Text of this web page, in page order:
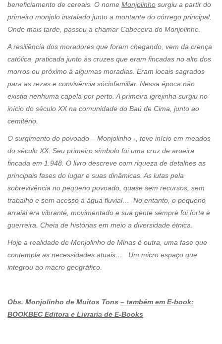
beneficiamento de cereais. O nome Monjolinho surgiu a partir do
primeiro monjolo instalado junto a montante do córrego principal.
Onde mais tarde, passou a chamar Cabeceira do Monjolinho.
A resiliência dos moradores que foram chegando, vem da crença
católica, praticada junto às cruzes que eram fincadas no alto dos
morros ou próximo à algumas moradias. Eram locais sagrados
para as rezas e convivência sóciofamiliar. Nessa época não
existia nenhuma capela por perto. A primeira igrejinha surgiu no
início do século XX na comunidade do Baú de Cima, junto ao
cemitério.
O surgimento do povoado – Monjolinho -, teve início em meados
do século XX. Seu primeiro símbolo foi uma cruz de aroeira
fincada em 1.948. O livro descreve com riqueza de detalhes as
principais fases do lugar e suas dinâmicas. As lutas pela
sobrevivência no pequeno povoado, quase sem recursos, sem
trabalho e sem acesso à água fluvial… No entanto, o pequeno
arraial era vibrante, movimentado e sua gente sempre foi forte e
guerreira. Cheia de histórias em meio a diversidade étnica.
Hoje a realidade de Monjolinho de Minas é outra, uma fase que
contempla as necessidades atuais… Um micro espaço que
integrou ao macro geográfico.
Obs. Monjolinho de Muitos Tons – também em E-book:
BOOKBEC Editora e Livraria de E-Books